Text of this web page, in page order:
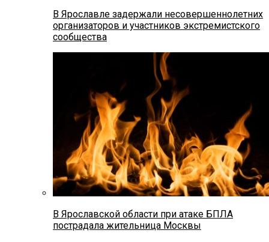
В Ярославле задержали несовершеннолетних
организаторов и участников экстремистского
сообщества
В Ярославской области при атаке БПЛА
пострадала жительница Москвы